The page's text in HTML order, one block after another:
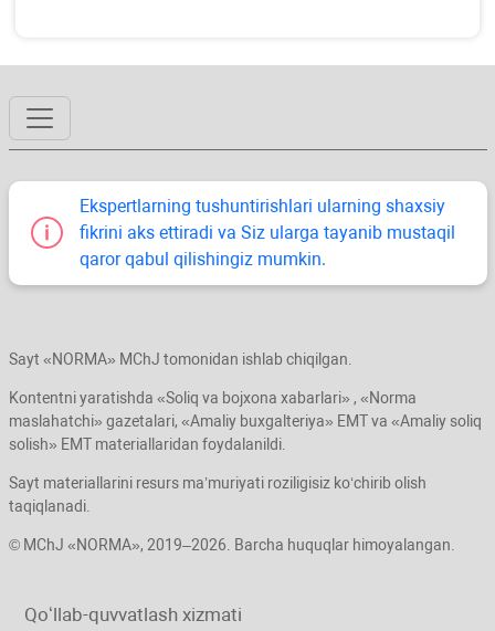
Ekspertlarning tushuntirishlari ularning shaхsiy
fikrini aks ettiradi va Siz ularga tayanib mustaqil
qaror qabul qilishingiz mumkin.
Sayt «NORMA» MChJ tomonidan ishlab chiqilgan.
Kontentni yaratishda «Soliq va bojхona хabarlari» , «Norma
maslahatchi» gazetalari, «Amaliy buхgalteriya» EMT va «Amaliy soliq
solish» EMT materiallaridan foydalanildi.
Sayt materiallarini resurs ma’muriyati roziligisiz koʻchirib olish
taqiqlanadi.
© MChJ «NORMA», 2019–2026. Barcha huquqlar himoyalangan.
Qoʻllab-quvvatlash хizmati